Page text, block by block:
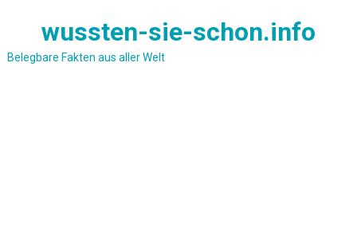
wussten-sie-schon.info
Belegbare Fakten aus aller Welt